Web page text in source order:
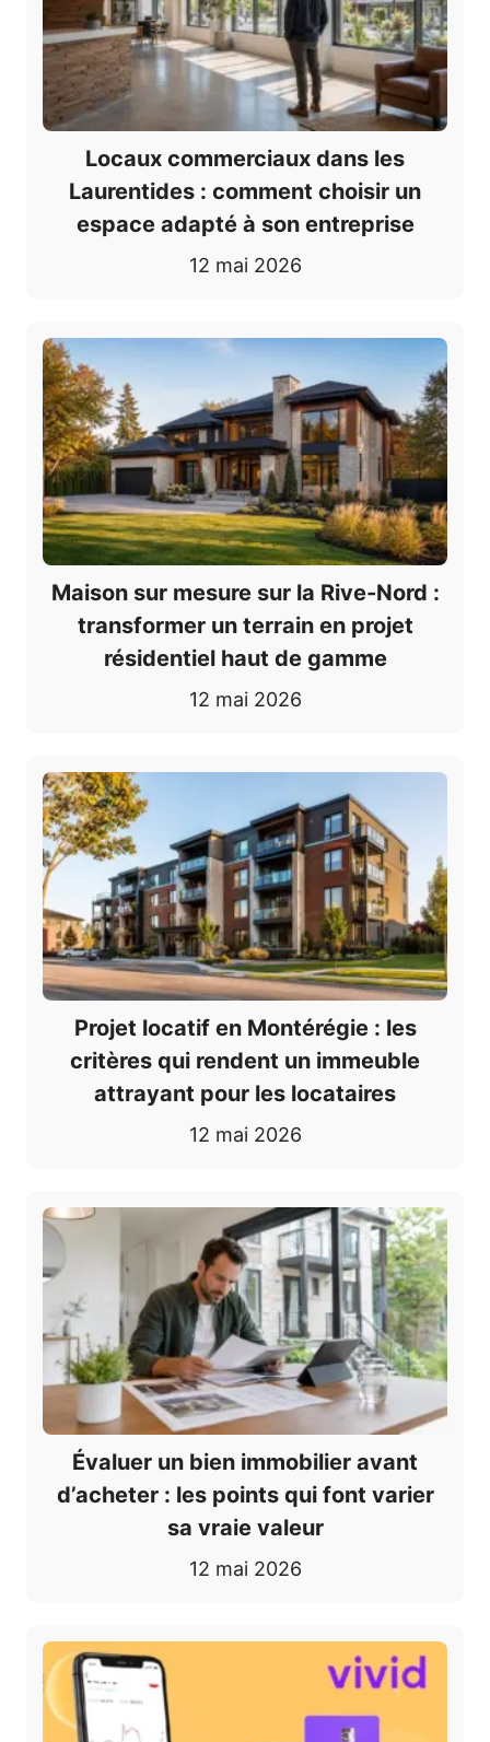
Locaux commerciaux dans les
Laurentides : comment choisir un
espace adapté à son entreprise
12 mai 2026
Maison sur mesure sur la Rive-Nord :
transformer un terrain en projet
résidentiel haut de gamme
12 mai 2026
Projet locatif en Montérégie : les
critères qui rendent un immeuble
attrayant pour les locataires
12 mai 2026
Évaluer un bien immobilier avant
d’acheter : les points qui font varier
sa vraie valeur
12 mai 2026